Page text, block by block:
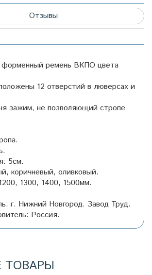
Отзывы
ремень ВКПО цвета
12 отверстий в люверсах и
зажим, не позволяющий стропе
5см.
коричневый, оливковый.
1300, 1400, 1500мм.
г. Нижний Новгород. Завод Труд.
Россия.
ТОВАРЫ